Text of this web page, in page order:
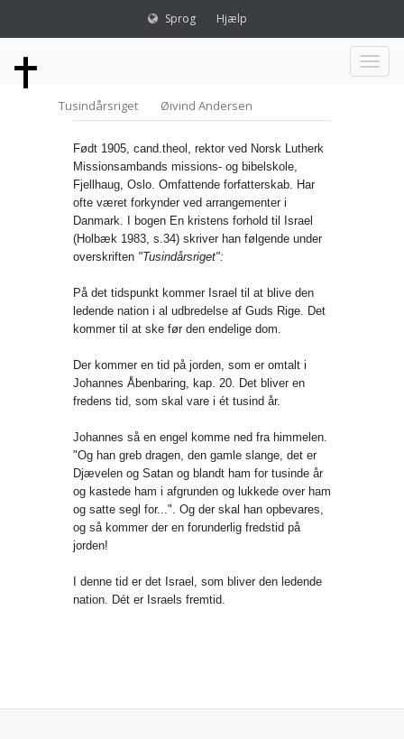
Sprog Hjælp
Toggle
Tusindårsriget Øivind Andersen
Født 1905, cand.theol, rektor ved Norsk Lutherk
Missionsambands missions- og bibelskole,
Fjellhaug, Oslo. Omfattende forfatterskab. Har
ofte været forkynder ved arrangementer i
Danmark. I bogen En kristens forhold til Israel
(Holbæk 1983, s.34) skriver han følgende under
overskriften "Tusindårsriget":
På det tidspunkt kommer Israel til at blive den
ledende nation i al udbredelse af Guds Rige. Det
kommer til at ske før den endelige dom.
Der kommer en tid på jorden, som er omtalt i
Johannes Åbenbaring, kap. 20. Det bliver en
fredens tid, som skal vare i ét tusind år.
Johannes så en engel komme ned fra himmelen.
"Og han greb dragen, den gamle slange, det er
Djævelen og Satan og blandt ham for tusinde år
og kastede ham i afgrunden og lukkede over ham
og satte segl for...". Og der skal han opbevares,
og så kommer der en forunderlig fredstid på
jorden!
I denne tid er det Israel, som bliver den ledende
nation. Dét er Israels fremtid.